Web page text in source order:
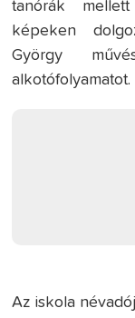
tanórák
képeken
György
alkotófolyamatot.
Az iskola